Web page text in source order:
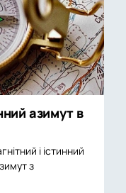
азимут в
і істинний
з